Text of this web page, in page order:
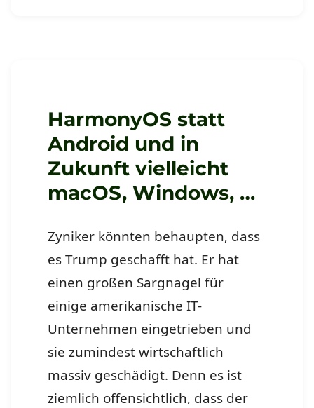
HarmonyOS statt
Android und in
Zukunft vielleicht
macOS, Windows, …
Zyniker könnten behaupten, dass
es Trump geschafft hat. Er hat
einen großen Sargnagel für
einige amerikanische IT-
Unternehmen eingetrieben und
sie zumindest wirtschaftlich
massiv geschädigt. Denn es ist
ziemlich offensichtlich, dass der